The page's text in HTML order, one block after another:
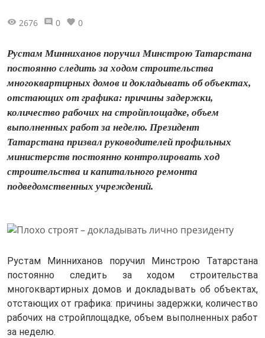
2676 0 0
Рустам Минниханов поручил Минстрою Татарстана
постоянно следить за ходом строительства
многоквартирных домов и докладывать об объектах,
отстающих от графика: причины задержки,
количество рабочих на стройплощадке, объем
выполненных работ за неделю. Президент
Татарстана призвал руководителей профильных
министерств постоянно контролировать ход
строительства и капитального ремонта
подведомственных учреждений.
Рустам Минниханов поручил Минстрою Татарстана
постоянно следить за ходом строительства
многоквартирных домов и докладывать об объектах,
отстающих от графика: причины задержки, количество
рабочих на стройплощадке, объем выполненных работ
за неделю.